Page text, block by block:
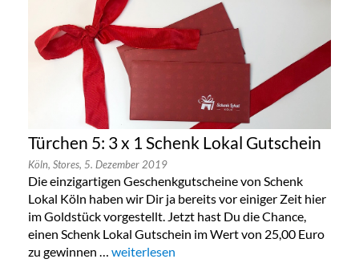
Türchen 5: 3 x 1 Schenk Lokal Gutschein
Köln, Stores, 5. Dezember 2019
Die einzigartigen Geschenkgutscheine von Schenk
Lokal Köln haben wir Dir ja bereits vor einiger Zeit hier
im Goldstück vorgestellt. Jetzt hast Du die Chance,
einen Schenk Lokal Gutschein im Wert von 25,00 Euro
zu gewinnen … „Türchen 5: 3 x 1 Schenk Lokal Gutschein“
weiterlesen